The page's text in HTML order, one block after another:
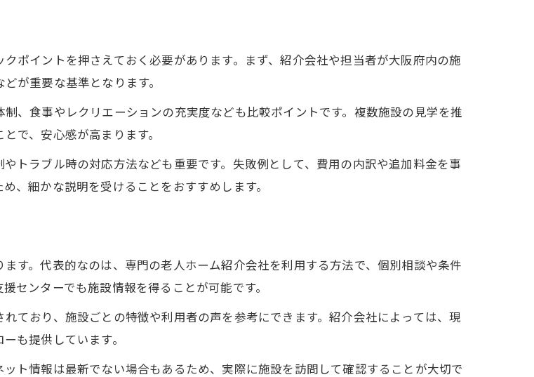
リー生活に役立つ老人ホーム紹介
まいを老人ホーム紹介で探す方法
ト両立できる住まいの秘訣
ム紹介で選ぶ自立重視の住まい方
体制強化の老人ホーム紹介方法
ム紹介で実現する快適な両立生活
大阪府の老人ホーム紹介の魅力
ム紹介が大阪府で注目される理由
活様式と老人ホーム紹介の関係
ム紹介で広がる安心な暮らし方
老人ホーム紹介が選ばれる魅力
ポイントを押さえておく必要があります。まず、紹介会社や担当者が大阪府内の施
が重要な基準となります。
、食事やレクリエーションの充実度なども比較ポイントです。複数施設の見学を推
で、安心感が高まります。
トラブル時の対応方法なども重要です。失敗例として、費用の内訳や追加料金を事
、細かな説明を受けることをおすすめします。
す。代表的なのは、専門の老人ホーム紹介会社を利用する方法で、個別相談や条件
センターでも施設情報を得ることが可能です。
ており、施設ごとの特徴や利用者の声を参考にできます。紹介会社によっては、現
も提供しています。
ト情報は最新でない場合もあるため、実際に施設を訪問して確認することが大切で